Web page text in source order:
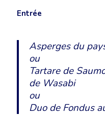
Entrée
Asperges du
ou
Tartare de
de Wasabi
ou
Duo de Fondus